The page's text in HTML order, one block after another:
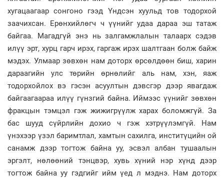
хугацаагаар сонгоно гээд Үндсэн хуульд тов тодорхой
заачихсан. Ерөнхийлөгч ч үүнийг удаа дараа эш татаж
байгаа. Магадгүй энэ нь залгамжлалын талаарх сэдэв
илүү эрт, хурц гарч ирэх, гаргаж ирэх шалтгаан болж байж
мэдэх. Улмаар зөвхөн нам доторх өрсөлдөөн биш, харин
дараагийн улс төрийн өрнөлийг аль нам, хэн, яаж
тодорхойлох вэ гэсэн асуултын дэвсгэр дээр явагдаж
байгаагаараа илүү гүнзгий байна. Иймээс үүнийг зөвхөн
фракцын тэмцэл гэж жижигрүүлж харах боломжгүй. За
бас шууд сүйрлийн дохио ч гэж хэтрүүлэмгүй. Нам
үнэхээр үзэл баримтлал, хамтын сахилга, инститүцийн ой
санамж дээр тогтож байна уу, эсвэл албан тушаалын
эргэлт, нөлөөний тэнцвэр, хувь хүний нэр хүнд дээр
тогтож байна уу гэдгийг ийм үед л мэднэ. Нам доторх